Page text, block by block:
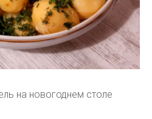
на новогоднем столе